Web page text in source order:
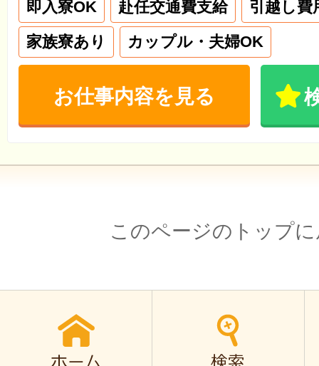
即入寮OK 赴任交通費支給
引越し費
家族寮あり
カップル・夫婦OK
お仕事内容を見る
このページのトップ